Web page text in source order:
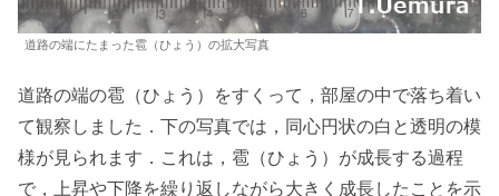
道路の端にたまった雹（ひょう）の拡大写真
道路の端の雹（ひょう）をすくって，部屋の中で落ち着い
て観察しました．下の写真では，同心円状の白と透明の模
様が見られます．これは，雹（ひょう）が成長する過程
で，上昇や下降を繰り返しながら大きく成長したことを示